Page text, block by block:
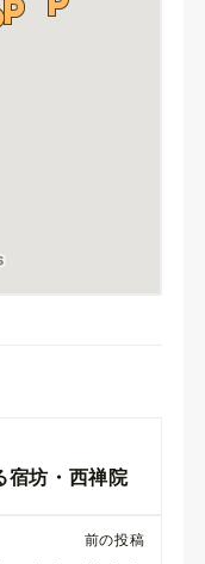
宿坊・西禅院
前の投稿